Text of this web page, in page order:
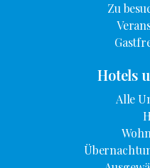
Zu
Hotels
Alle